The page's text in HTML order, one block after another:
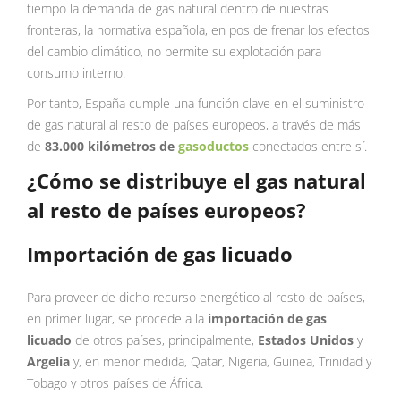
tiempo la demanda de gas natural dentro de nuestras
fronteras, la normativa española, en pos de frenar los efectos
del cambio climático, no permite su explotación para
consumo interno.
Por tanto, España cumple una función clave en el suministro
de gas natural al resto de países europeos, a través de más
de 83.000 kilómetros de gasoductos conectados entre sí.
¿Cómo se distribuye el gas natural
al resto de países europeos?
Importación de gas licuado
Para proveer de dicho recurso energético al resto de países,
en primer lugar, se procede a la importación de gas
licuado de otros países, principalmente, Estados Unidos y
Argelia y, en menor medida, Qatar, Nigeria, Guinea, Trinidad y
Tobago y otros países de África.